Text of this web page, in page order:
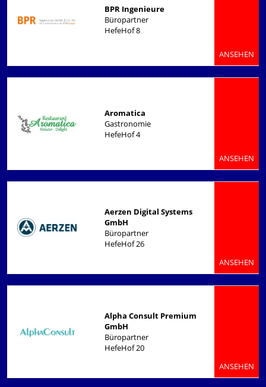
BPR Ingenieure
Büropartner
HefeHof 8
ANSEHEN
Aromatica
Gastronomie
HefeHof 4
ANSEHEN
Aerzen Digital Systems
GmbH
Büropartner
HefeHof 26
ANSEHEN
Alpha Consult Premium
GmbH
Büropartner
HefeHof 20
ANSEHEN